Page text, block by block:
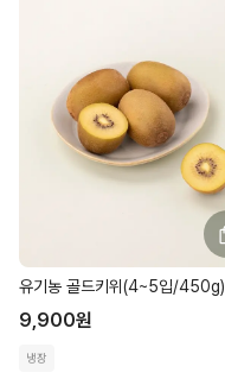
유기농 골드키위(4~5입/450g)
9,900원
냉장